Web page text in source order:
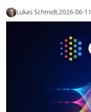
Lukas Schmidt.2026-06-11